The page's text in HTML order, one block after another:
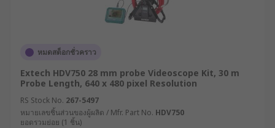
หมดสต็อกชั่วคราว
Extech HDV750 28 mm probe Videoscope Kit, 30 m
Probe Length, 640 x 480 pixel Resolution
RS Stock No. 267-5497
หมายเลขชิ้นส่วนของผู้ผลิต / Mfr. Part No. HDV750
ยอดรวมย่อย (1 ชิ้น)